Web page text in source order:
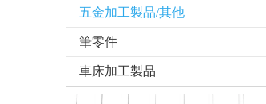
五金加工製品/其他
筆零件
車床加工製品